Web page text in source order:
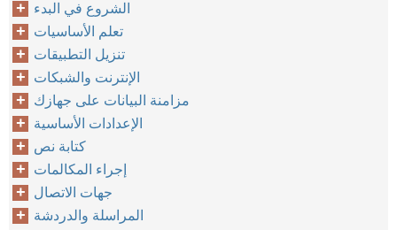
الشروع في البدء
تعلم الأساسيات
تنزيل التطبيقات
الإنترنت والشبكات
مزامنة البيانات على جهازك
الإعدادات الأساسية
كتابة نص
إجراء المكالمات
جهات الاتصال
المراسلة والدردشة